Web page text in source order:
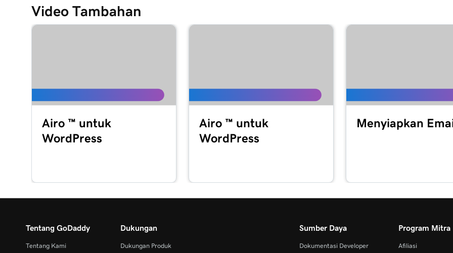
Video Tambahan
Airo ™ untuk
WordPress
Airo ™ untuk
WordPress
Menyiapkan
Tentang GoDaddy
Tentang Kami
Dukungan
Dukungan Produk
Sumber Daya
Dokumentasi Developer
Program Mitra
Afiliasi